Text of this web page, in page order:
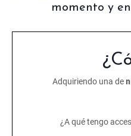
momento y
Adquiriendo una de
¿A qué tengo